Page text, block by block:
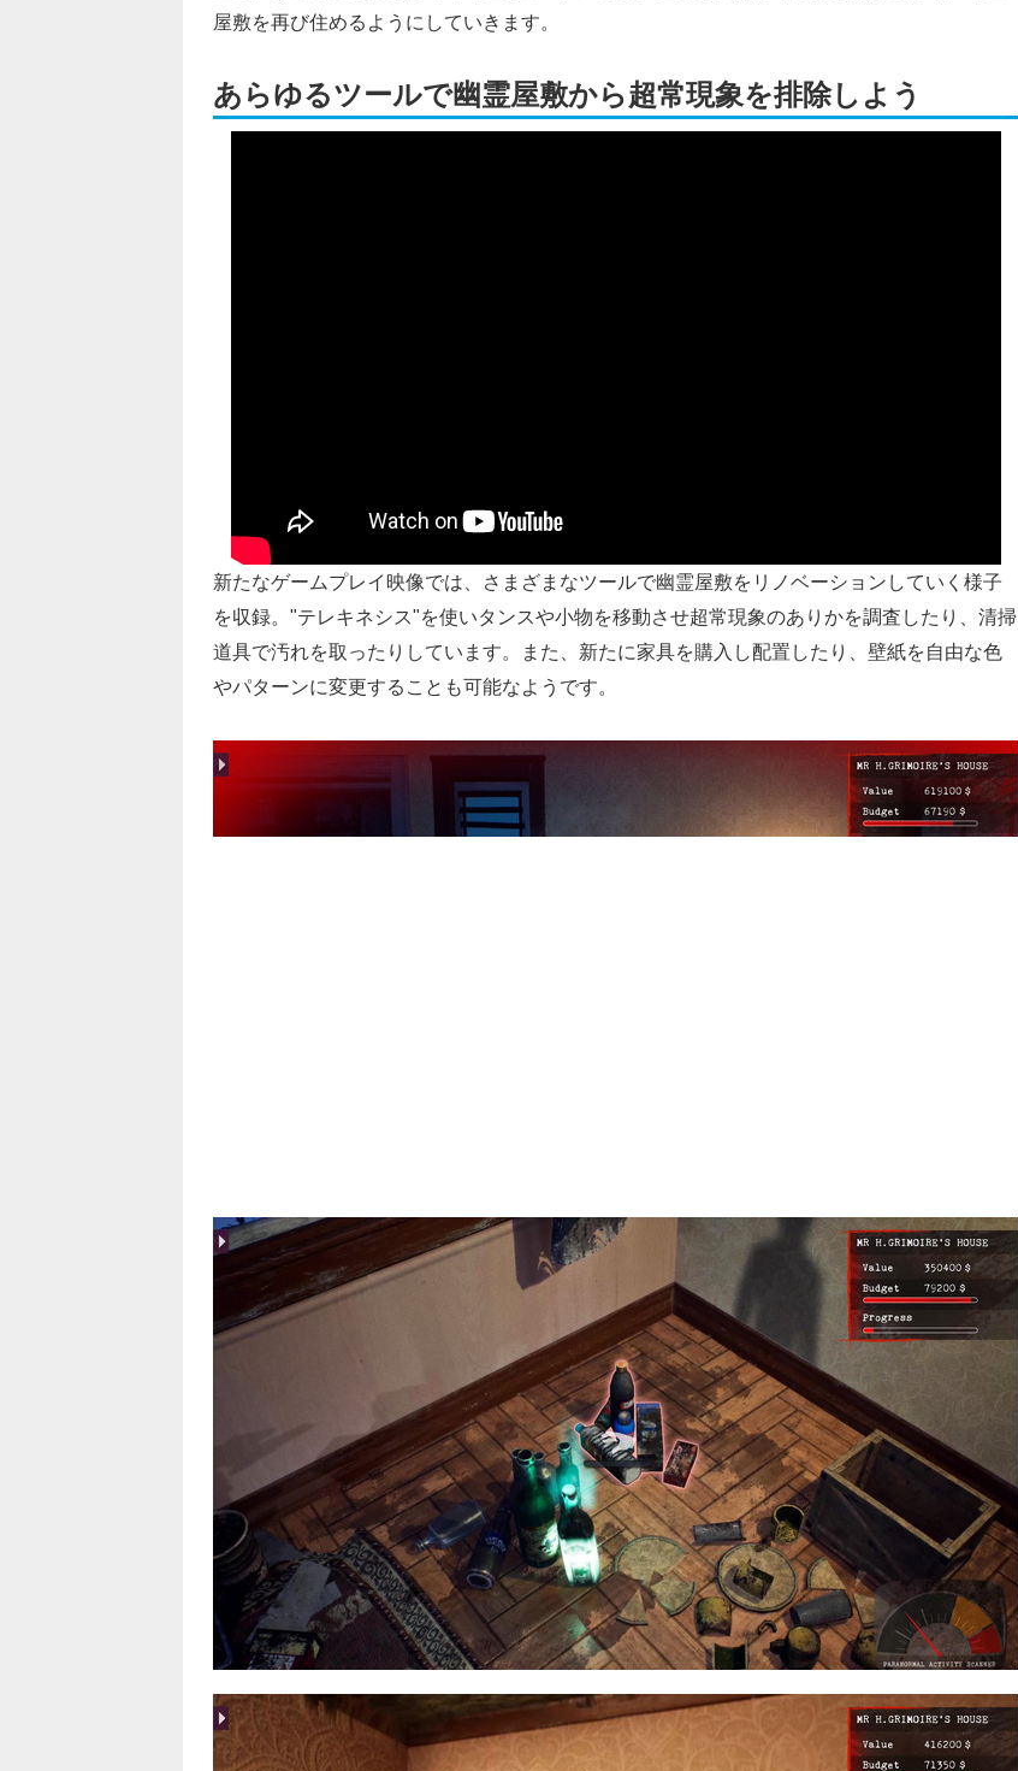
屋敷を再び住めるようにしていきます。
あらゆるツールで幽霊屋敷から超常現象を排除しよう
新たなゲームプレイ映像では、さまざまなツールで幽霊屋敷をリノベーションしていく様子
を収録。"テレキネシス"を使いタンスや小物を移動させ超常現象のありかを調査したり、清掃
道具で汚れを取ったりしています。また、新たに家具を購入し配置したり、壁紙を自由な色
やパターンに変更することも可能なようです。